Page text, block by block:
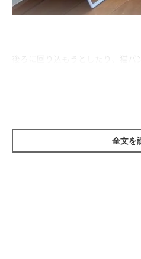
後ろに回り込もうとしたり、猫パ
不思議そうなひのきちゃんに癒さ
全文を